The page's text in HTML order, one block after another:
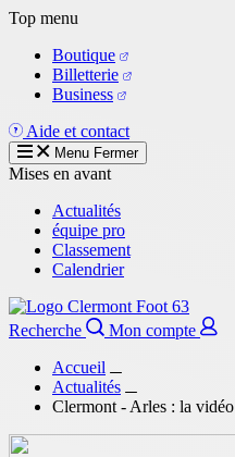
Aller
contenu
principal
Top menu
Boutique
Billetterie
Business
Aide et contact
Menu Fermer
Mises en avant
Actualités
équipe pro
Classement
Calendrier
Recherche
Mon compte
Accueil
Actualités
Clermont - Arles : la vidéo